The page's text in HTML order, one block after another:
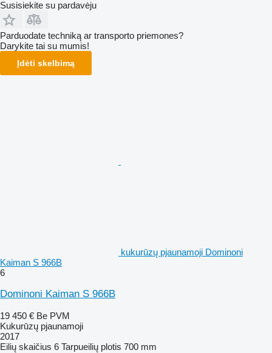
Susisiekite su pardavėju
Parduodate techniką ar transporto priemones?
Darykite tai su mumis!
Įdėti skelbimą
kukurūzų pjaunamoji Dominoni
Kaiman S 966B
6
Dominoni Kaiman S 966B
19 450 € Be PVM
Kukurūzų pjaunamoji
2017
Eilių skaičius 6 Tarpueilių plotis 700 mm